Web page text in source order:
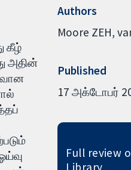
கீழ்
அதின்
Authors
Moore ZEH
Published
17 அக்டோபர்
Full review
Library